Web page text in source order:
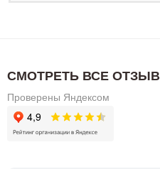
СМОТРЕТЬ ВСЕ
Проверены Яндексом